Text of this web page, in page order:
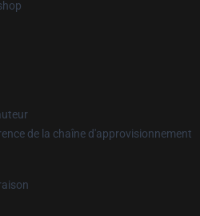
de la chaîne d'approvisionnement